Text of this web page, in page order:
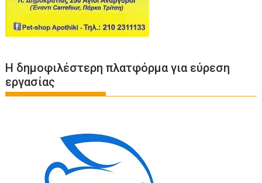
Η δημοφιλέστερη πλατφόρμα για εύρεση
εργασίας